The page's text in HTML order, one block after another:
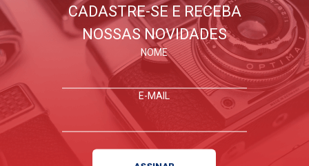
CADASTRE-SE E RECEBA
NOSSAS NOVIDADES
NOME
E-MAIL